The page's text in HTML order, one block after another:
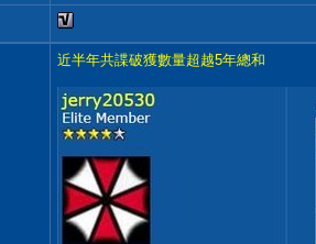
近半年共諜破獲數量超越5年總和